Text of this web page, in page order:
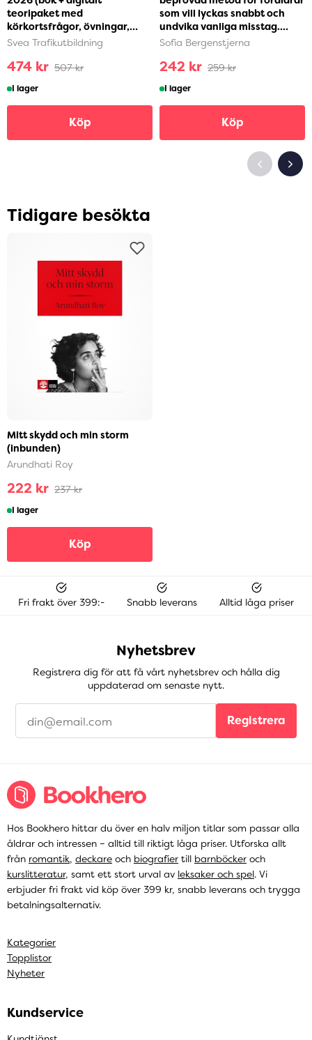
teoripaket med
körkortsfrågor, övningar,
ljudbok & ebok) (häftad)
Svea Trafikutbildning
474 kr 507 kr
I lager
Köp
som vill lyckas snabbt och
undvika vanliga misstag.
Steg-för-ste...
Sofia Bergenstjerna
242 kr 259 kr
I lager
Köp
Tidigare besökta
Mitt skydd och min storm
(inbunden)
Arundhati Roy
222 kr 237 kr
I lager
Köp
Fri frakt över 399:- Snabb leverans Alltid låga priser
Nyhetsbrev
Registrera dig för att få vårt nyhetsbrev och hålla dig
uppdaterad om senaste nytt.
Registrera
Hos Bookhero hittar du över en halv miljon titlar som passar alla
åldrar och intressen – alltid till riktigt låga priser. Utforska allt
från romantik, deckare och biografier till barnböcker och
kurslitteratur, samt ett stort urval av leksaker och spel. Vi
erbjuder fri frakt vid köp över 399 kr, snabb leverans och trygga
betalningsalternativ.
Kategorier
Topplistor
Nyheter
Kundservice